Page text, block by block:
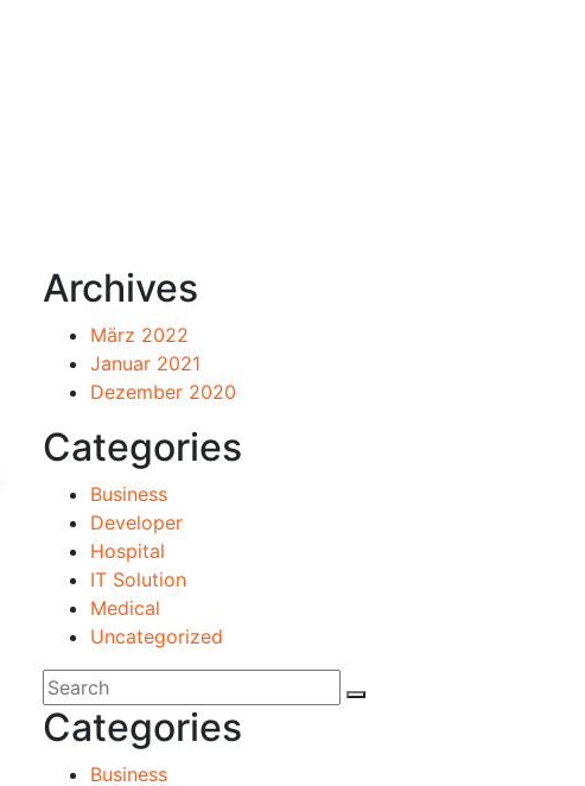
Archives
März 2022
Januar 2021
Dezember 2020
Categories
Business
Developer
Hospital
IT Solution
Medical
Uncategorized
Categories
Business